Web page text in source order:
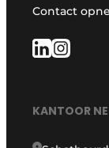
Contact
KANTOOR